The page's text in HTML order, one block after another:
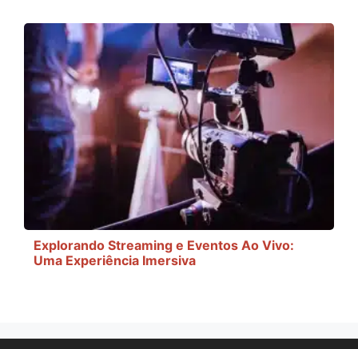
Explorando Streaming e Eventos Ao Vivo:
Uma Experiência Imersiva